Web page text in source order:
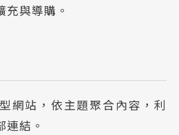
與導購。
網站，依主題聚合內容，利
結。